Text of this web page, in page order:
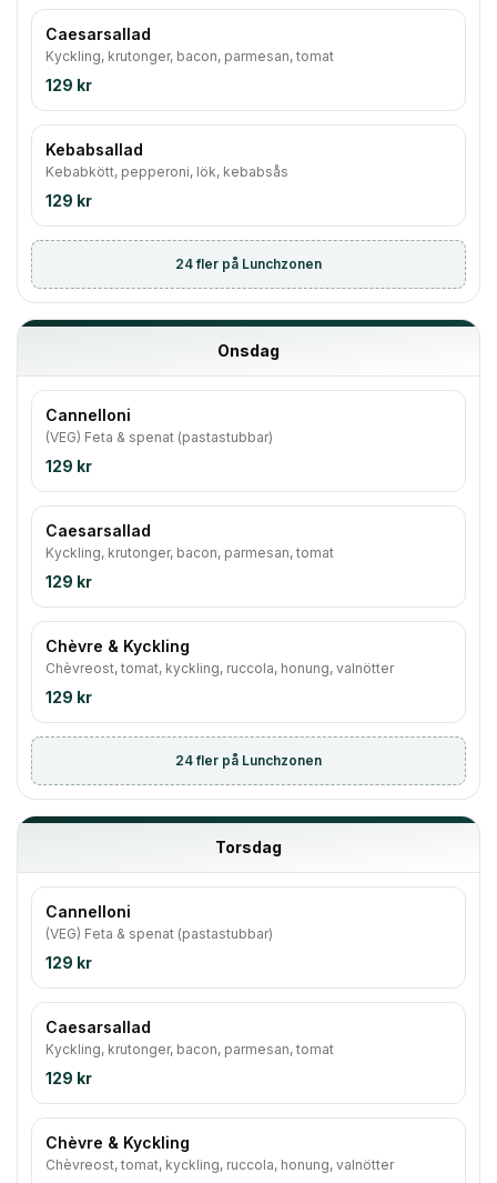
Caesarsallad
Kyckling, krutonger, bacon, parmesan, tomat
129 kr
Kebabsallad
Kebabkött, pepperoni, lök, kebabsås
129 kr
24fler på Lunchzonen
Onsdag
Cannelloni
(VEG) Feta & spenat (pastastubbar)
129 kr
Caesarsallad
Kyckling, krutonger, bacon, parmesan, tomat
129 kr
Chèvre & Kyckling
Chèvreost, tomat, kyckling, ruccola, honung, valnötter
129 kr
24fler på Lunchzonen
Torsdag
Cannelloni
(VEG) Feta & spenat (pastastubbar)
129 kr
Caesarsallad
Kyckling, krutonger, bacon, parmesan, tomat
129 kr
Chèvre & Kyckling
Chèvreost, tomat, kyckling, ruccola, honung, valnötter